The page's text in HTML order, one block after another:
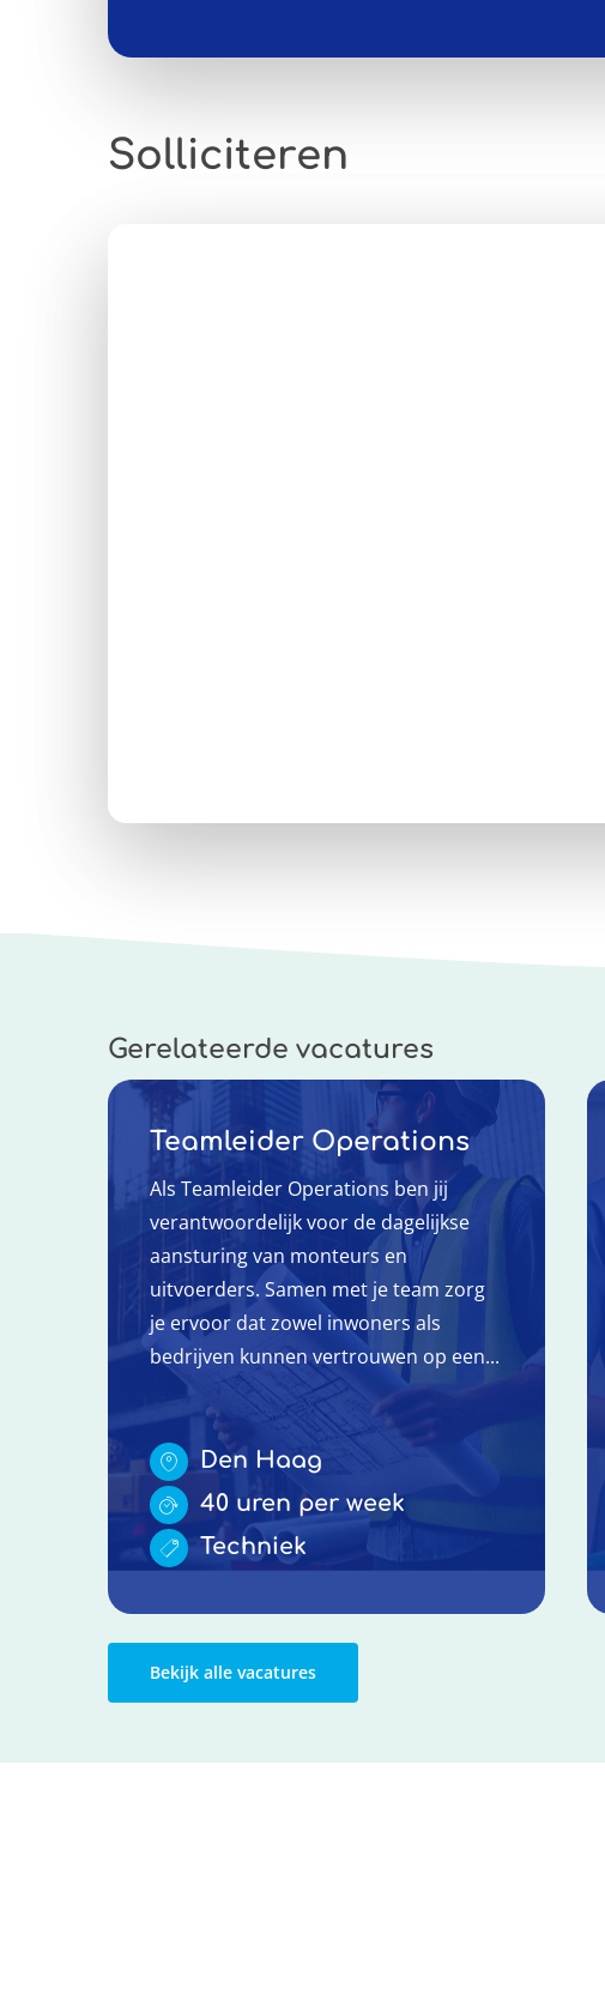
Solliciteren
Gerelateerde vacatures
Teamleider Operations
Als Teamleider Operations ben jij
verantwoordelijk voor de dagelijkse
aansturing van monteurs en
uitvoerders. Samen met je team zorg
je ervoor dat zowel inwoners als
bedrijven kunnen vertrouwen op een...
Den Haag
40 uren per week
Techniek
Bekijk alle vacatures